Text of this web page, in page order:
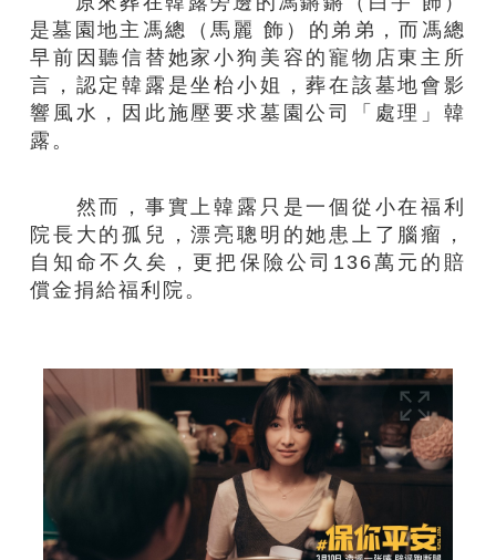
是墓園地主馮總（馬麗 飾）的弟弟，而馮總
早前因聽信替她家小狗美容的寵物店東主所
言，認定韓露是坐枱小姐，葬在該墓地會影
響風水，因此施壓要求墓園公司「處理」韓
露。
然而，事實上韓露只是一個從小在福利
院長大的孤兒，漂亮聰明的她患上了腦瘤，
自知命不久矣，更把保險公司136萬元的賠
償金捐給福利院。